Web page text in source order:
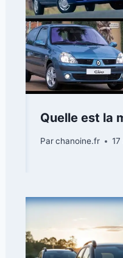
Quelle est la
Parchanoine.fr